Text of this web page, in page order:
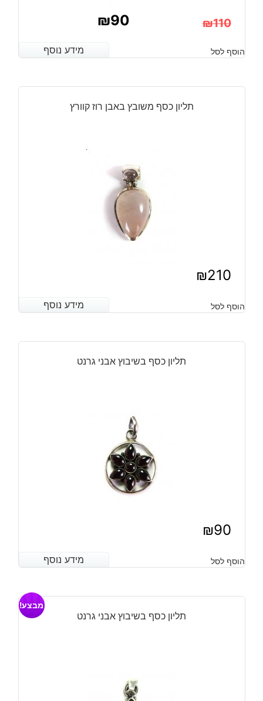
₪110
המקורי
היה:
₪90
הנוכחי
הוא:
מידע נוסף הוסף לסל מידע נוסף
תליון כסף משובץ באבן רוז קוורץ
₪210
מידע נוסף הוסף לסל מידע נוסף
תליון כסף בשיבוץ אבני גרנט
₪90
מידע נוסף הוסף לסל מידע נוסף
תליון כסף בשיבוץ אבני גרנט
מבצע!